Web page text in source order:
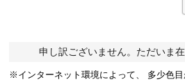
申し訳ございません。ただいま
※インターネット環境によって、 多少色